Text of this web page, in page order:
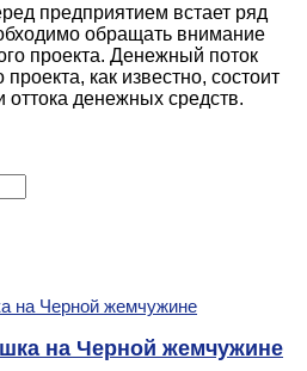
предприятием встает ряд
обращать внимание
проекта. Денежный поток
как известно, состоит
оттока денежных средств.
на Черной жемчужине